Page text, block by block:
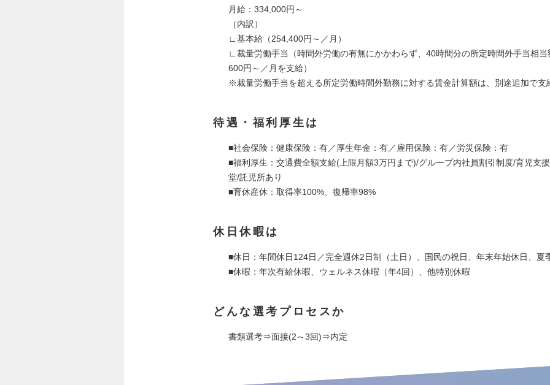
月給：334,000円～
（内訳）
∟基本給（254,400円～／月）
∟裁量労働手当（時間外労働の有無にかかわらず、40時間分の所定時間外手当相当
600円～／月を支給）
※裁量労働手当を超える所定労働時間外勤務に対する賃金計算額は、別途追加で支
待遇・福利厚生は
■社会保険：健康保険：有／厚⽣年⾦：有／雇⽤保険：有／労災保険：有
■福利厚生：交通費全額支給(上限月額3万円まで)/グループ内社員割引制度/育児支
堂/託児所あり
■育休産休：取得率100%、復帰率98%
休日休暇は
■休日：年間休日124日／完全週休2⽇制（土日）、国⺠の祝⽇、年末年始休日、夏
■休暇：年次有給休暇、ウェルネス休暇（年4回）、他特別休暇
どんな選考プロセスか
書類選考⇒面接(2～3回)⇒内定